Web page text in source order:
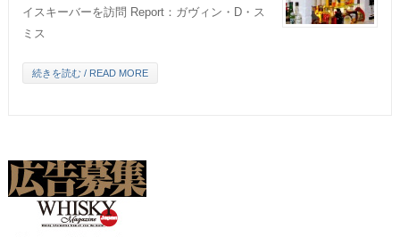
イスキーバーを訪問 Report：ガヴィン・D・ス
ミス
続きを読む / READ MORE